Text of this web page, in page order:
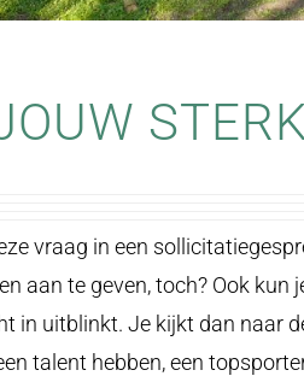
vraag in een
aan te geven, toch? Ook kun
in uitblinkt. Je kijkt dan naar
talent hebben, een